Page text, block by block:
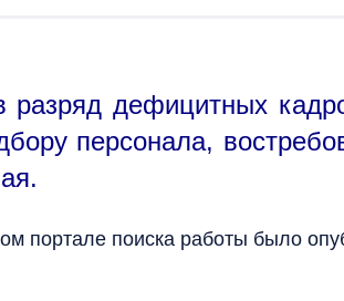
разряд дефицитных
персонала,
портале поиска работы было